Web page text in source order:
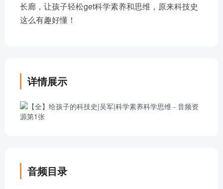
长廊，让孩子轻松get科学素养和思维，原来科技史
这么有趣好懂！
详情展示
音频目录